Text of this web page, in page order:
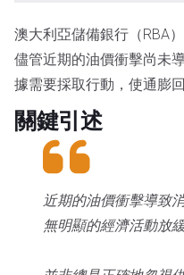
澳大利亞儲備銀行（RBA
儘管近期的油價衝擊尚未
據需要採取行動，使通膨回
關鍵引述
近期的油價衝擊導致
無明顯的經濟活動放緩